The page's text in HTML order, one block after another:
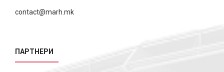
contact@marh.mk
ПАРТНЕРИ